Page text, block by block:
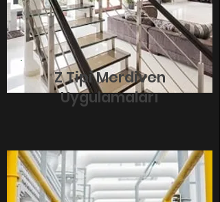
Z Tipi Merdiven
Uygulamaları